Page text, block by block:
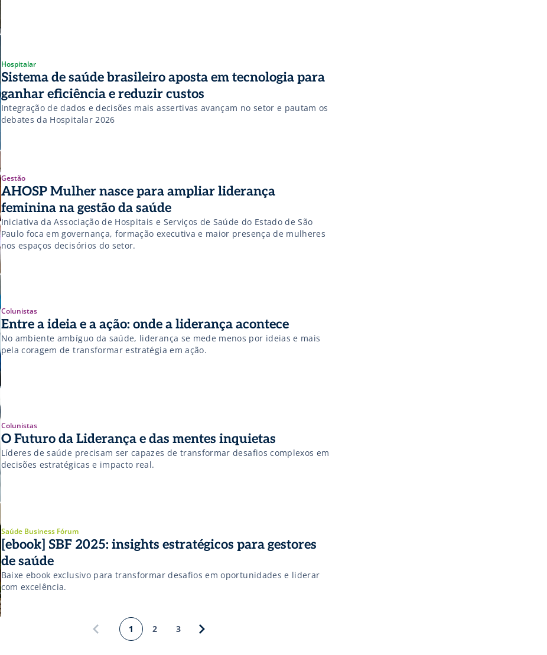
Hospitalar
Sistema de saúde brasileiro aposta em tecnologia para
ganhar eficiência e reduzir custos
Integração de dados e decisões mais assertivas avançam no setor e pautam os
debates da Hospitalar 2026
Gestão
AHOSP Mulher nasce para ampliar liderança
feminina na gestão da saúde
Iniciativa da Associação de Hospitais e Serviços de Saúde do Estado de São
Paulo foca em governança, formação executiva e maior presença de mulheres
nos espaços decisórios do setor.
Colunistas
Entre a ideia e a ação: onde a liderança acontece
No ambiente ambíguo da saúde, liderança se mede menos por ideias e mais
pela coragem de transformar estratégia em ação.
Colunistas
O Futuro da Liderança e das mentes inquietas
Líderes de saúde precisam ser capazes de transformar desafios complexos em
decisões estratégicas e impacto real.
Saúde Business Fórum
[ebook] SBF 2025: insights estratégicos para gestores
de saúde
Baixe ebook exclusivo para transformar desafios em oportunidades e liderar
com excelência.
1 2 3